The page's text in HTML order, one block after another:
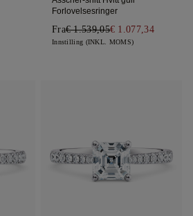
Forlovelsesringer
Fra€ 1.539,05€ 1.077,34
Innstilling (INKL. MOMS)